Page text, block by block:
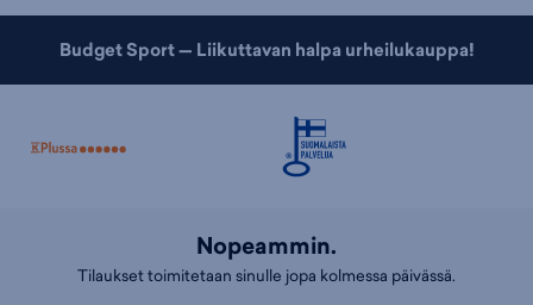
Budget Sport — Liikuttavan halpa urheilukauppa!
Nopeammin.
Tilaukset toimitetaan sinulle jopa kolmessa päivässä.